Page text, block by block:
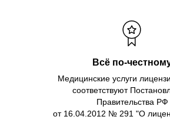
Всё по-
Медицинские услуги
соответствуют
Правительства РФ
от 16.04.2012 № 291 "О